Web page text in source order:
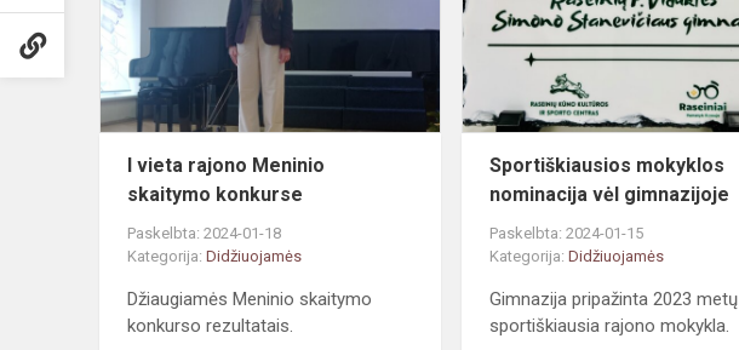
Meninio
skaitymo
konkurse
I vieta rajono Meninio
skaitymo konkurse
Paskelbta: 2024-01-18
Kategorija: Didžiuojamės
Džiaugiamės Meninio skaitymo
konkurso rezultatais.
Sportiškiausios mokyklos
nominacija vėl gimnazijoje
Paskelbta: 2024-01-15
Kategorija:Didžiuojamės
Gimnazija pripažinta 2023 metų
sportiškiausia rajono mokykla.